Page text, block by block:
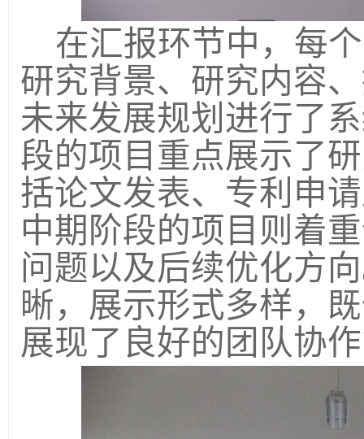
在汇报环节中，每
研究背景、研究内容
未来发展规划进行了
段的项目重点展示了
括论文发表、专利申
中期阶段的项目则着
问题以及后续优化方
晰，展示形式多样，
展现了良好的团队协